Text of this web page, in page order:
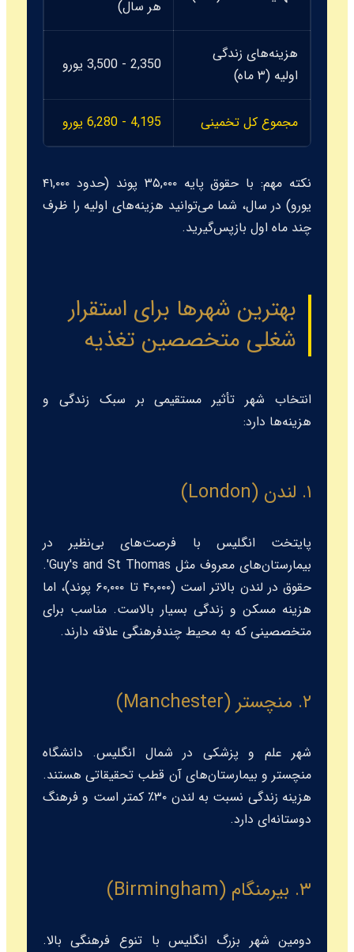
هر سال)
هزینه‌های زندگی
اولیه (۳ ماه)
2,350 - 3,500 یورو
مجموع کل تخمینی 4,195 - 6,280 یورو
نکته مهم: با حقوق پایه ۳۵,۰۰۰ پوند (حدود ۴۱,۰۰۰
یورو) در سال، شما می‌توانید هزینه‌های اولیه را ظرف
چند ماه اول بازپس‌گیرید.
بهترین شهرها برای استقرار
شغلی متخصصین تغذیه
انتخاب شهر تأثیر مستقیمی بر سبک زندگی و
هزینه‌ها دارد:
۱. لندن (London)
پایتخت انگلیس با فرصت‌های بی‌نظیر در
بیمارستان‌های معروف مثل Guy's and St Thomas'.
حقوق در لندن بالاتر است (۴۰,۰۰۰ تا ۶۰,۰۰۰ پوند)، اما
هزینه مسکن و زندگی بسیار بالاست. مناسب برای
متخصصینی که به محیط چندفرهنگی علاقه دارند.
۲. منچستر (Manchester)
شهر علم و پزشکی در شمال انگلیس. دانشگاه
منچستر و بیمارستان‌های آن قطب تحقیقاتی هستند.
هزینه زندگی نسبت به لندن ۳۰٪ کمتر است و فرهنگ
دوستانه‌ای دارد.
۳. بیرمنگام (Birmingham)
دومین شهر بزرگ انگلیس با تنوع فرهنگی بالا.